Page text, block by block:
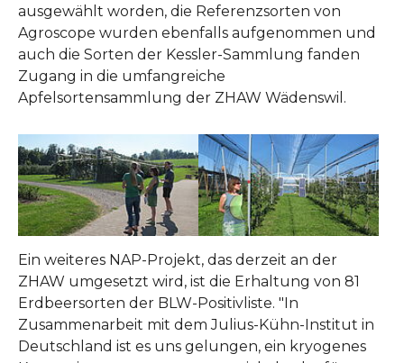
ausgewählt worden, die Referenzsorten von
Agroscope wurden ebenfalls aufgenommen und
auch die Sorten der Kessler-Sammlung fanden
Zugang in die umfangreiche
Apfelsortensammlung der ZHAW Wädenswil.
Ein weiteres NAP-Projekt, das derzeit an der
ZHAW umgesetzt wird, ist die Erhaltung von 81
Erdbeersorten der BLW-Positivliste. "In
Zusammenarbeit mit dem Julius-Kühn-Institut in
Deutschland ist es uns gelungen, ein kryogenes